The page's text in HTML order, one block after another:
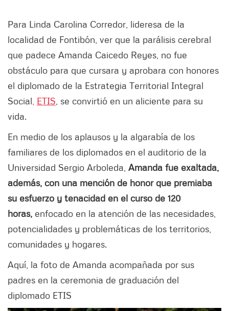
Para Linda Carolina Corredor, lideresa de la
localidad de Fontibón, ver que la parálisis cerebral
que padece Amanda Caicedo Reyes, no fue
obstáculo para que cursara y aprobara con honores
el diplomado de la Estrategia Territorial Integral
Social ETIS , se convirtió en un aliciente para su
vida.
En medio de los aplausos y la algarabía de los
familiares de los diplomados en el auditorio de la
Universidad Sergio Arboleda, Amanda fue exaltada,
además, con una mención de honor que premiaba
su esfuerzo y tenacidad en el curso de 120
horas, enfocado en la atención de las necesidades,
potencialidades y problemáticas de los territorios,
comunidades y hogares.
Aquí, la foto de Amanda acompañada por sus
padres en la ceremonia de graduación del
diplomado ETIS